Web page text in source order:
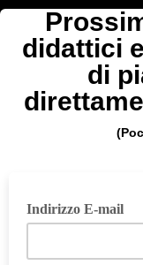
didattici
di
Indirizzo E-mail